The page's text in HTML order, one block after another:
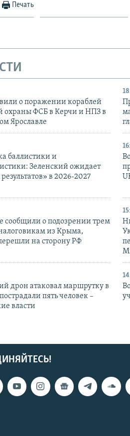
Печать
о поражении кораблей
охраны ФСБ в Керчи и НПЗ в
Ярославле
баллистики и
Зеленский ожидает
в 2026-2027
сообщили о подозрении трем
из Крыма,
на сторону РФ
дрон атаковал маршрутку в
пять человек –
власти